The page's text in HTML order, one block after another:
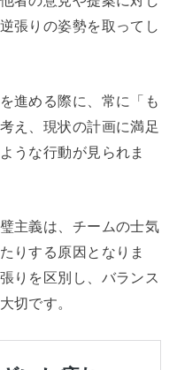
張りの姿勢を取ってし
進める際に、常に「も
え、現状の計画に満足
うな行動が見られま
主義は、チームの士気
りする原因となりま
りを区別し、バランス
切です。